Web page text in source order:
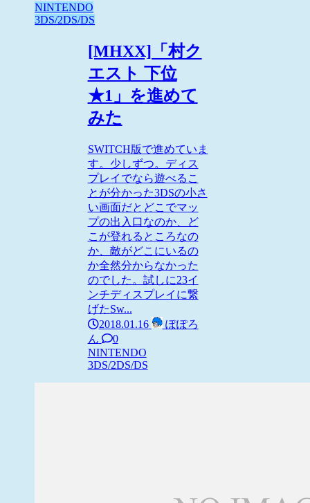
NINTENDO
3DS/2DS/DS
[MHXX]「村ク
エスト 下位
★1」を進めて
みた
SWITCH版で進めていま
す。少しずつ。ディス
プレイでなら遊べるこ
とが分かった3DSの小さ
い画面だとどこでマッ
プの出入口なのか、ど
こが登れるところなの
か、敵がどこにいるの
か全然分からなかった
のでした。試しに23イ
ンチディスプレイに繋
げたSw...
2018.01.16
ぽぽろ
ん
0
NINTENDO
3DS/2DS/DS